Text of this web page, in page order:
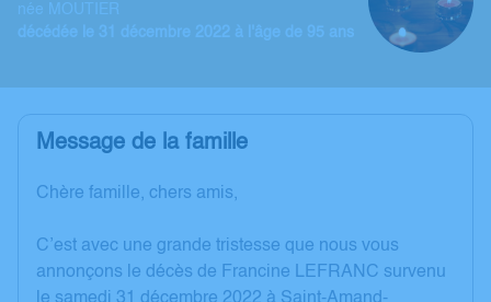
née MOUTIER
décédée le 31 décembre 2022 à l'âge de 95 ans
Message de la famille
Chère famille, chers amis,
C’est avec une grande tristesse que nous vous
annonçons le décès de Francine LEFRANC survenu